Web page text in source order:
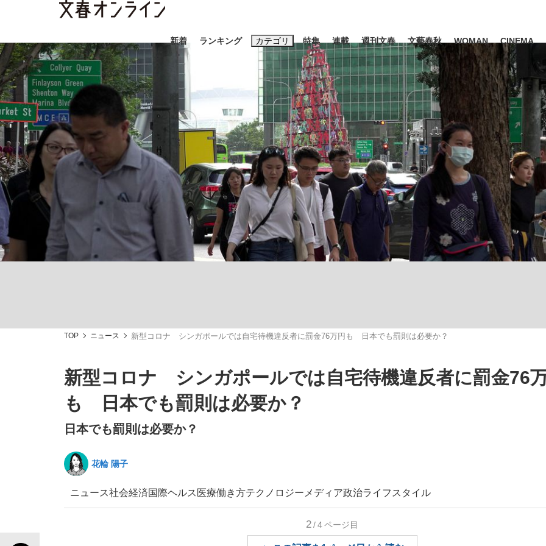
新着 ランキング カテゴリ
スクープ ニュース エンタメ ライフ ビジネス
「90%は失敗する。でも…」本田圭佑が初めて明かした日本代表監督に... 「最悪の空気のまま解散
「敗因分析は一切聞かれなかった」侍ジャパン選手が証言した“NPB聞... 「クマが悪者扱いされてい
「目標達成できなかったからと言って…」サッカー日本代表・森保一監督...
特集
終戦から81年
観る将棋、読
キングの誕生を、目撃せよ。
もっと見る
連載 週刊文春 文藝春秋 WOMAN CINEMA
キーワード入力
おすすめのキーワードタグ一覧
#藤田晋 #三山凌輝 #高市早苗 #後藤真希 #森岡毅 #城彰二 #内田有紀
#玉木雄一郎
#亀和田武
TOP ニュース 新型コロナ シンガポールでは自宅待機違反者に罰金76万円も 日本でも罰則は必要か？
新型コロナ シンガポールでは自宅待機違反者に罰金76
も 日本でも罰則は必要か？
日本でも罰則は必要か？
花輪 陽子
ニュース社会経済国際ヘルス 医療働き方テクノロジー メディア政治ライフスタイル
2/4ページ目